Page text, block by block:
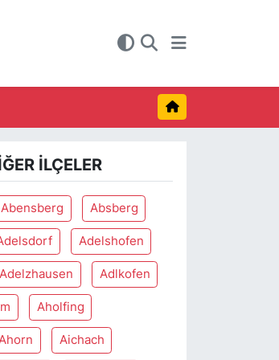
İLÇELER
Abensberg Absberg
Adelshofen
Adelzhausen Adlkofen
Aholfing
Aichach